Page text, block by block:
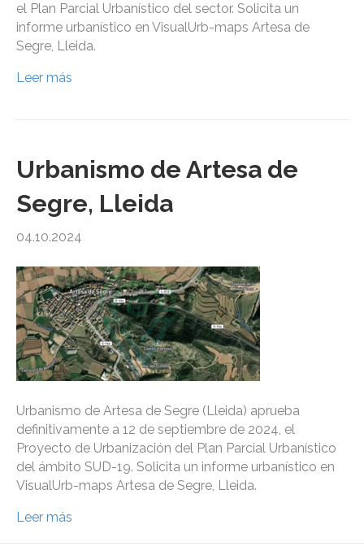
el Plan Parcial Urbanístico del sector. Solicita un
informe urbanístico en VisualUrb-maps Artesa de
Segre, Lleida.
Leer más
Urbanismo de Artesa de
Segre, Lleida
04.10.2024
Urbanismo de Artesa de Segre (Lleida) aprueba
definitivamente a 12 de septiembre de 2024, el
Proyecto de Urbanización del Plan Parcial Urbanístico
del ámbito SUD-19. Solicita un informe urbanístico en
VisualUrb-maps Artesa de Segre, Lleida.
Leer más